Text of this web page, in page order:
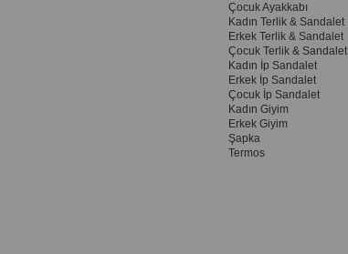
Çocuk Ayakkabı
Kadın Terlik & Sandalet
Erkek Terlik & Sandalet
Çocuk Terlik & Sandalet
Kadın İp Sandalet
Erkek İp Sandalet
Çocuk İp Sandalet
Kadın Giyim
Erkek Giyim
Şapka
Termos